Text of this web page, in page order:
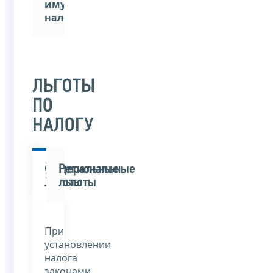
имущественным
налогам»
ЛЬГОТЫ
ПО
НАЛОГУ
Федеральные
льготы
Региональные
льготы
При
установлении
налога